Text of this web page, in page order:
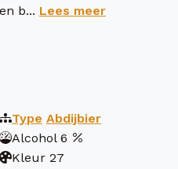
en b... Lees meer
Type Abdijbier
Alcohol 6
Kleur 27